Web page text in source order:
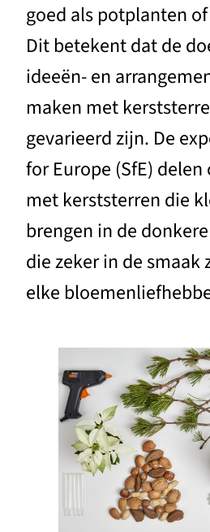
goed als potplanten
Dit betekent dat de
ideeën- en
maken met
gevarieerd zijn. De
for Europe (SfE)
met kerststerren die
brengen in de
die zeker in de
elke